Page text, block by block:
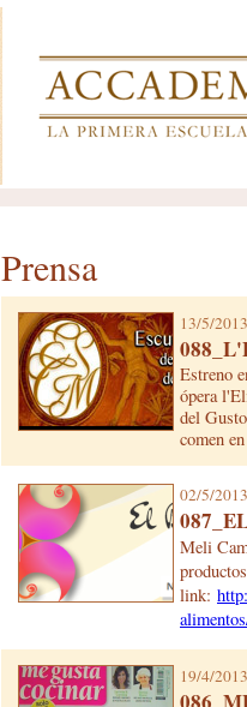
Prensa
13/5/2013
Estreno
ópera
del
comen
02/5/2013
Meli
link:
19/4/2013